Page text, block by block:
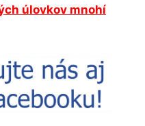
úlovkov mnohí